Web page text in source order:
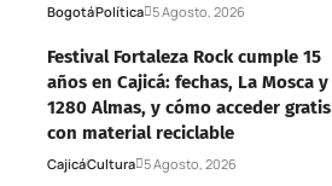
BogotáPolítica 5 Agosto, 2026
Festival Fortaleza Rock cumple 15
años en Cajicá: fechas, La Mosca y
1280 Almas, y cómo acceder gratis
con material reciclable
CajicáCultura 5 Agosto, 2026